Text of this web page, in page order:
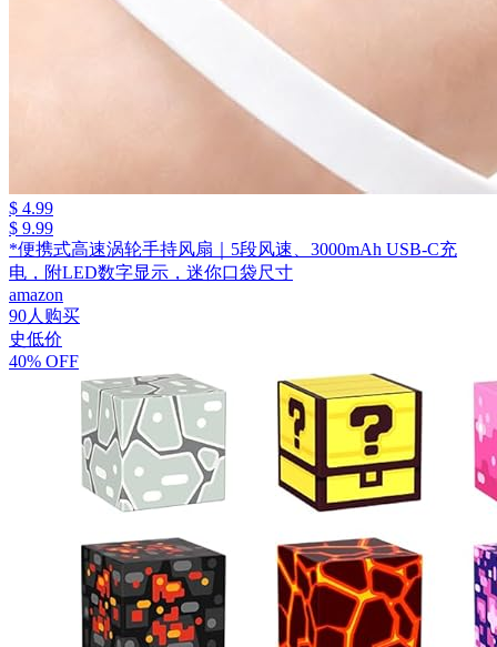
$ 4.99
$ 9.99
*便携式高速涡轮手持风扇｜5段风速、3000mAh USB-C充
电，附LED数字显示，迷你口袋尺寸
amazon
90人购买
史低价
40% OFF